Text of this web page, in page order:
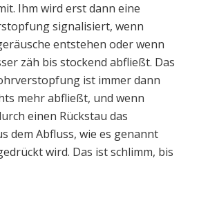
Ihm wird erst dann eine
signalisiert, wenn
entstehen oder wenn
zäh bis stockend abfließt. Das
ist immer dann
mehr abfließt, und wenn
einen Rückstau das
dem Abfluss, wie es genannt
wird. Das ist schlimm, bis